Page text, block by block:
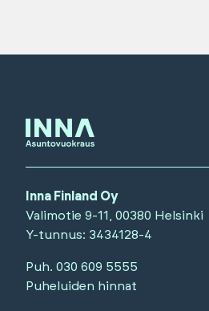
Inna Finland Oy
Valimotie 9-11, 00380 Helsinki
Y-tunnus: 3434128-4
Puh. 030 609 5555
Puheluiden hinnat